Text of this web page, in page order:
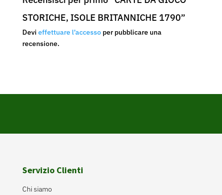
STORICHE, ISOLE BRITANNICHE 1790”
Devi effettuare l’accessoper pubblicare una
recensione.
Servizio Clienti
Chi siamo